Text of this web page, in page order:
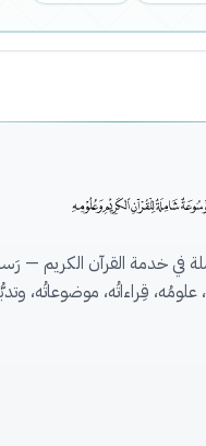
في خدمة القرآن الكريم —
علومُه، قِراءاتُه، موضوعاتُه،